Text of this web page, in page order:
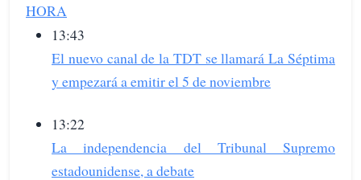
HORA
13:43
El nuevo canal de la TDT se llamará La Séptima
y empezará a emitir el 5 de noviembre
13:22
La independencia del Tribunal Supremo
estadounidense, a debate